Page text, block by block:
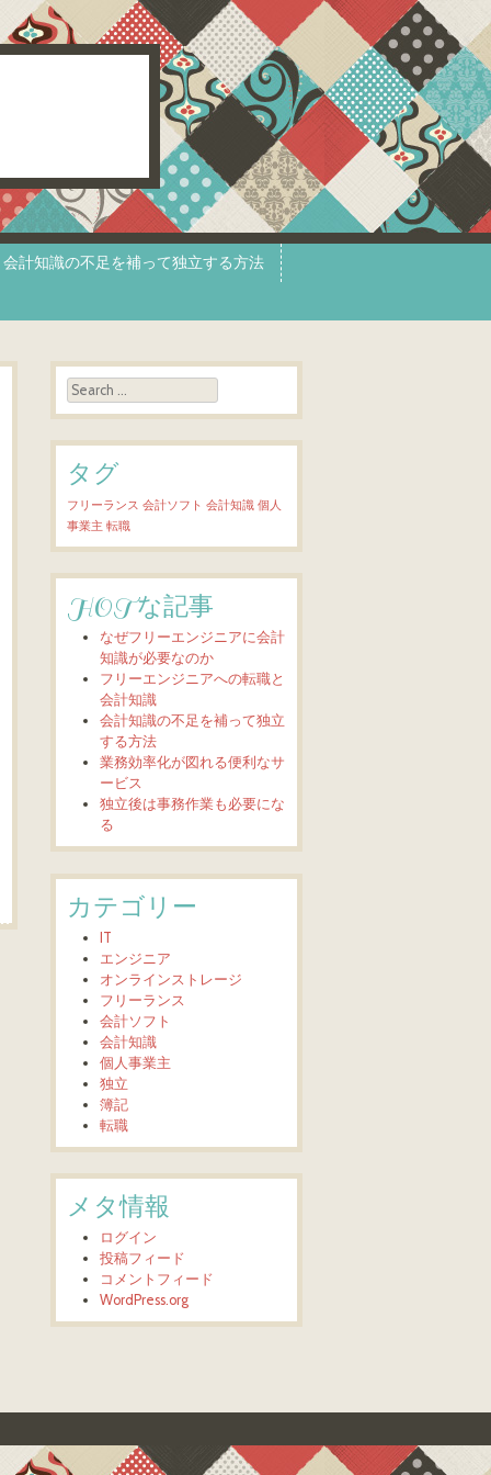
会計知識の不足を補って独立する方法
Search
タグ
フリーランス 会計ソフト 会計知識 個人
事業主 転職
HOTな記事
なぜフリーエンジニアに会計
知識が必要なのか
フリーエンジニアへの転職と
会計知識
会計知識の不足を補って独立
する方法
業務効率化が図れる便利なサ
ービス
独立後は事務作業も必要にな
る
カテゴリー
IT
エンジニア
オンラインストレージ
フリーランス
会計ソフト
会計知識
個人事業主
独立
簿記
転職
メタ情報
ログイン
投稿フィード
コメントフィード
WordPress.org